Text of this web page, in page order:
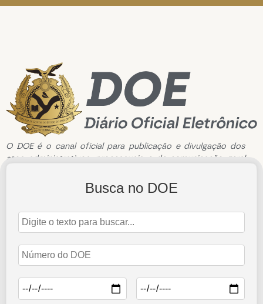
O DOE é o canal oficial para publicação e divulgação dos
atos administrativos, processuais e de comunicação geral
Edição de n°2528 de 07 de maio de 2021
7 de maio de 2021
Abrir Edição
Busca no DOE